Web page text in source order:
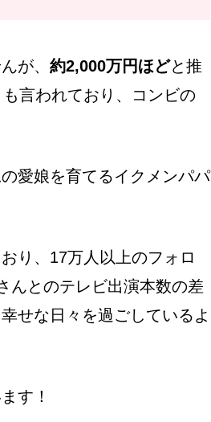
が、 約2,000万円ほどと推
言われており、コンビの
愛娘を育てるイクメンパパ
り、17万人以上のフォロ
んとのテレビ出演本数の差
せな日々を過ごしているよ
す！